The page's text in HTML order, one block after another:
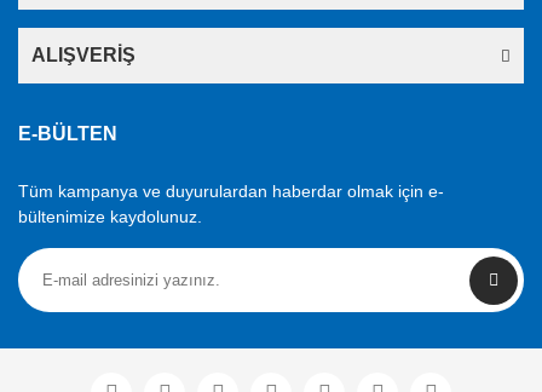
ALIŞVERİŞ
E-BÜLTEN
Tüm kampanya ve duyurulardan haberdar olmak için e-
bültenimize kaydolunuz.